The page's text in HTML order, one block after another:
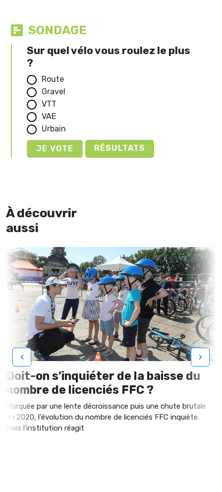
SONDAGE
Sur quel vélo vous roulez le plus
?
Route
Gravel
VTT
VAE
Urbain
RÉSULTATS
À découvrir
aussi
Doit-on s’inquiéter de la baisse du
nombre de licenciés FFC ?
Marquée par une lente décroissance puis une chute brutale
en 2020, l'évolution du nombre de licenciés FFC inquiète.
Mais l'institution réagit
‹ ›